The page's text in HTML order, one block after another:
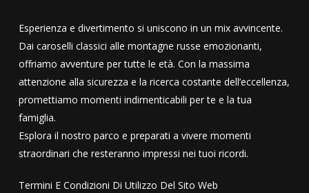
Esperienza e divertimento si uniscono in un mix avvincente.
Dai caroselli classici alle montagne russe emozionanti,
offriamo avventure per tutte le età. Con la massima
attenzione alla sicurezza e la ricerca costante dell’eccellenza,
promettiamo momenti indimenticabili per te e la tua
famiglia.
Esplora il nostro parco e preparati a vivere momenti
straordinari che resteranno impressi nei tuoi ricordi.
Termini E Condizioni Di Utilizzo Del Sito Web